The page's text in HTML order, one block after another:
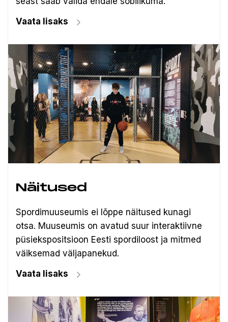
Vaata lisaks
Näitused
Spordimuuseumis ei lõppe näitused kunagi
otsa. Muuseumis on avatud suur interaktiivne
püsiekspositsioon Eesti spordiloost ja mitmed
väiksemad väljapanekud.
Vaata lisaks